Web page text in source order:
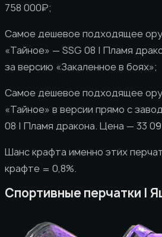
758 000₽;
Самое дешевое подходящее
«Тайное» — SSG 08 | Пламя
за версию «Закаленное в боях»;
Самое дешевое подходящее
«Тайное» в версии прямо с
08 | Пламя дракона. Цена — 33
Шанс крафта именно этих
крафте = 0,8%.
Спортивные перчатки |